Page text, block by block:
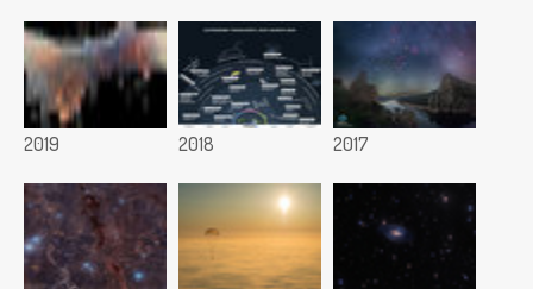
2019 2018 2017